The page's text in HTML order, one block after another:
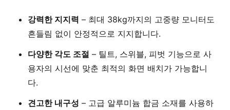
강력한 지지력 – 최대 38kg까지의 고중량 모니터도
흔들림 없이 안정적으로 지지합니다.
다양한 각도 조절 – 틸트, 스위블, 피벗 기능으로 사
용자의 시선에 맞춘 최적의 화면 배치가 가능합니
다.
견고한 내구성 – 고급 알루미늄 합금 소재를 사용하